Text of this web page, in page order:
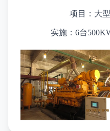
项目：大
实施：6台